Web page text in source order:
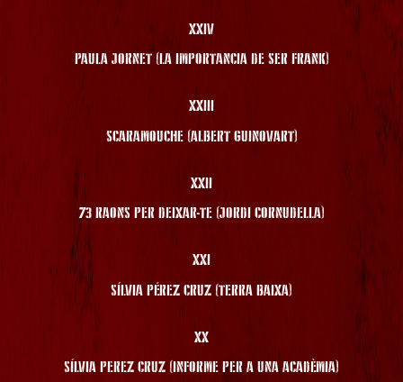
XXIV
PAULA JORNET (LA IMPORTANCIA DE SER FRANK)
XXIII
SCARAMOUCHE (ALBERT GUINOVART)
XXII
73 RAONS PER DEIXAR-TE (JORDI CORNUDELLA)
XXI
SÍLVIA PÉREZ CRUZ (TERRA BAIXA)
XX
SÍLVIA PEREZ CRUZ (INFORME PER A UNA ACADÈMIA)